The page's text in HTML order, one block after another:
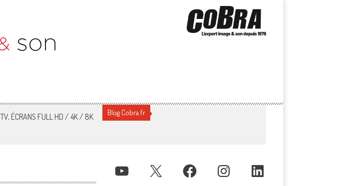
TV, ÉCRANS FULL HD / 4K / 8K Blog Cobra.fr
YOUTUBE X FACEBOOK INSTAGRAM LINKEDIN